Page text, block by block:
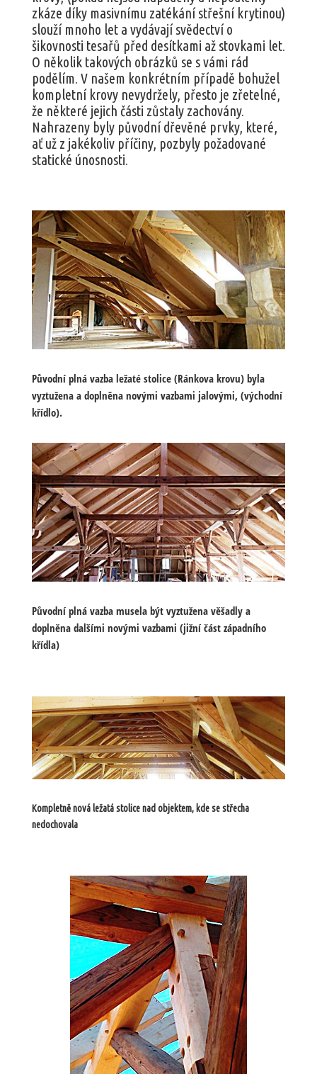
zkáze díky masivnímu zatékání střešní krytinou)
slouží mnoho let a vydávají svědectví o
šikovnosti tesařů před desítkami až stovkami let.
O několik takových obrázků se s vámi rád
podělím. V našem konkrétním případě bohužel
kompletní krovy nevydržely, přesto je zřetelné,
že některé jejich části zůstaly zachovány.
Nahrazeny byly původní dřevěné prvky, které,
ať už z jakékoliv příčiny, pozbyly požadované
statické únosnosti.
Původní plná vazba ležaté stolice (Ránkova krovu) byla
vyztužena a doplněna novými vazbami jalovými, (východní
křídlo).
Původní plná vazba musela být vyztužena věšadly a
doplněna dalšími novými vazbami (jižní část západního
křídla)
Kompletně nová ležatá stolice nad objektem, kde se střecha
nedochovala